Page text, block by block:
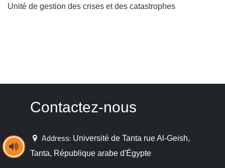
Unité de gestion des crises et des catastrophes
Contactez-nous
Address: Université de Tanta rue Al-Geish,
Tanta, République arabe d'Égypte